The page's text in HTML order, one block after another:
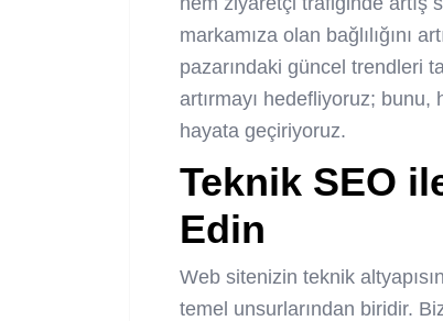
markamıza olan bağlılığını
pazarındaki güncel trendleri
artırmayı hedefliyoruz; bunu,
hayata geçiriyoruz.
Teknik SEO
Edin
Web sitenizin teknik
temel unsurlarından biridir.